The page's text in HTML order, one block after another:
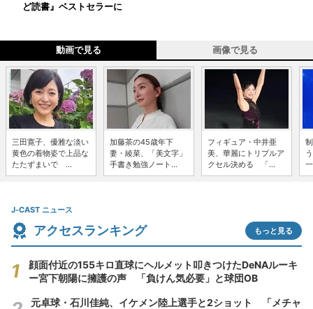
ど読書』ベストセラーに
動画で見る 画像で見る
三田寛子、優雅な淡い
黄色の着物姿で上品な
たたずまいで ...
加藤茶の45歳年下
妻・綾菜、「美文字」
手書き勉強ノート...
フィギュア・中井亜
美、華麗にトリプルア
クセル決める 「...
J-CAST ニュース
アクセスランキング もっと見る
顔面付近の155キロ直球にヘルメット叩きつけたDeNAルーキ
ー宮下朝陽に擁護の声 「負けん気必要」と球団OB
元卓球・石川佳純、イケメン陸上選手と2ショット 「メチャ